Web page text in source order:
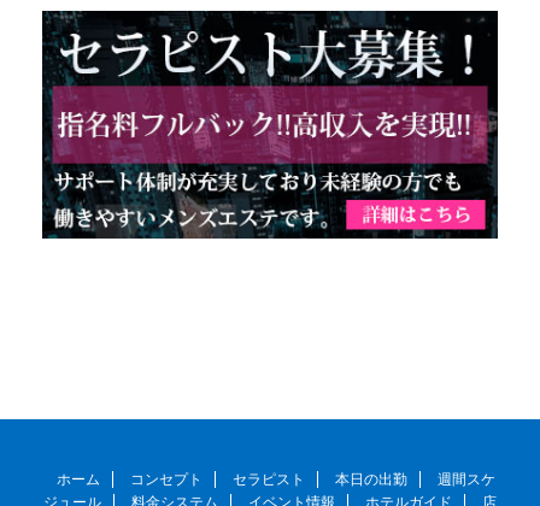
ホーム コンセプト セラピスト 本日の出勤
週間スケ
ジュール
料金システム イベント情報 ホテルガイド 店